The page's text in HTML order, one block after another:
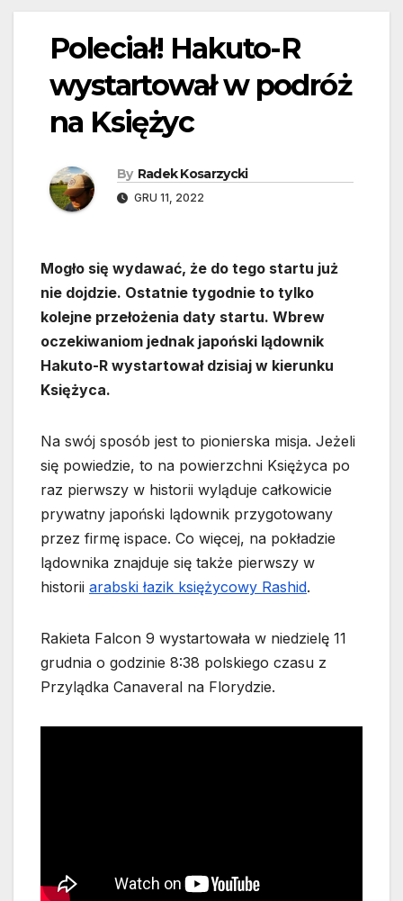
Poleciał! Hakuto-R
wystartował w podróż
na Księżyc
By Radek Kosarzycki
GRU 11, 2022
Mogło się wydawać, że do tego startu już
nie dojdzie. Ostatnie tygodnie to tylko
kolejne przełożenia daty startu. Wbrew
oczekiwaniom jednak japoński lądownik
Hakuto-R wystartował dzisiaj w kierunku
Księżyca.
Na swój sposób jest to pionierska misja. Jeżeli
się powiedzie, to na powierzchni Księżyca po
raz pierwszy w historii wyląduje całkowicie
prywatny japoński lądownik przygotowany
przez firmę ispace. Co więcej, na pokładzie
lądownika znajduje się także pierwszy w
historii arabski łazik księżycowy Rashid.
Rakieta Falcon 9 wystartowała w niedzielę 11
grudnia o godzinie 8:38 polskiego czasu z
Przylądka Canaveral na Florydzie.